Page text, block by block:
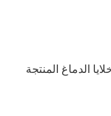
الدماغ المنتجة